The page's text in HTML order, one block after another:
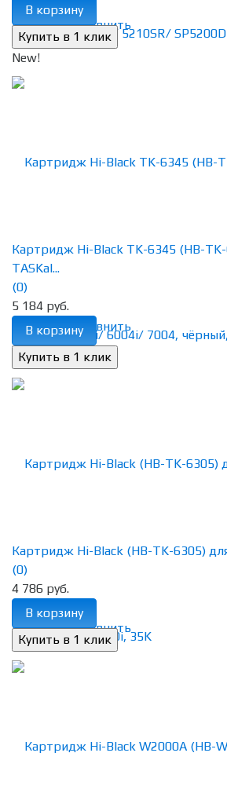
избранное сравнить
В корзину
New!
избранное сравнить
Картридж Hi-Black TK-6345 (HB-TK-
TASKal...
(0)
5 184 руб.
В корзину
избранное сравнить
Картридж Hi-Black (HB-TK-6305)
(0)
4 786 руб.
В корзину